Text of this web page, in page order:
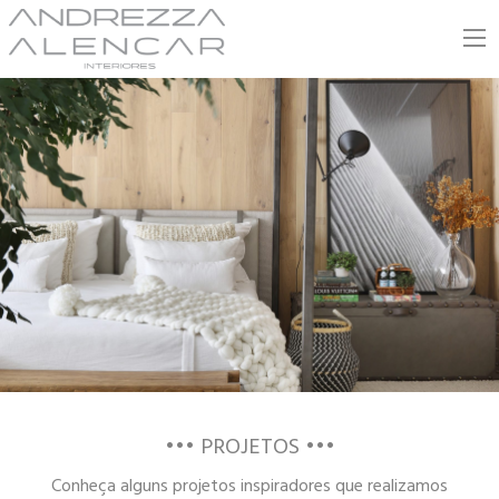
Andrezza Alencar
••• PROJETOS •••
Conheça alguns projetos inspiradores que realizamos